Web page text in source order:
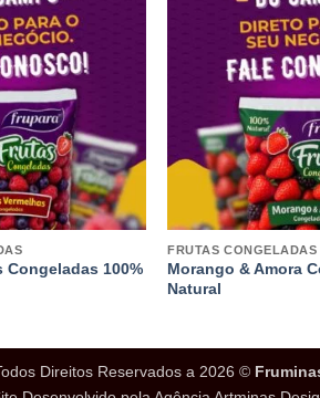
Congeladas 100%
FRUTAS CONGELADAS
Morango & Amora
Natural
Direitos Reservados a 2026 ©